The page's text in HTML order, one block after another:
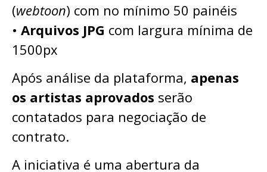
(webtoon) com no mínimo 50 painéis
• Arquivos JPG com largura mínima de
1500px
Após análise da plataforma, apenas
os artistas aprovados serão
contatados para negociação de
contrato.
A iniciativa é uma abertura da